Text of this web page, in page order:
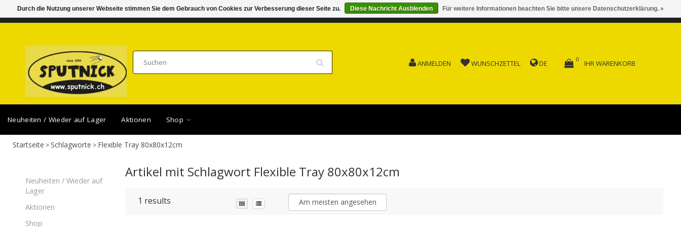
DI-FR 11.00 - 18.30, SA 10.00 - 16.00 SAMSTAG 15.08. GESCHLOSSEN FEIERTAG VERSANDKOSTENFREI AB FR. 150.00
ANMELDEN WUNSCHZETTEL DE IHR WARENKORB
0
Neuheiten / Wieder auf Lager Aktionen Shop
Startseite >Schlagworte > Flexible Tray 80x80x12cm
Neuheiten / Wieder auf
Lager
Aktionen
Shop
Artikel mit Schlagwort Flexible Tray 80x80x12cm
1 results Am meisten angesehen
Durch die Nutzung unserer Webseite stimmen Sie dem Gebrauch von Cookies zur Verbesserung dieser Seite zu. Diese Nachricht Ausblenden Für weitere Informationen beachten Sie bitte unsere Datenschutzerklärung. »